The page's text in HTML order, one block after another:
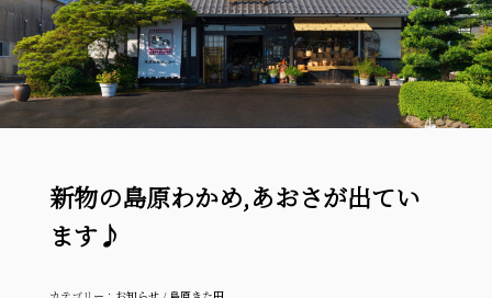
新物の島原わかめ,あおさが出てい
ます♪